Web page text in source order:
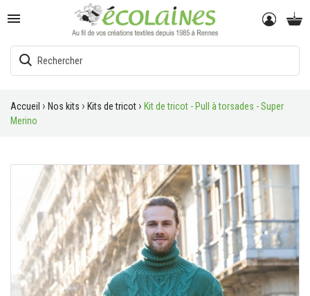

Accueil Nos kits Kits de tricot
Kit de tricot - Pull à torsades - Super
Merino